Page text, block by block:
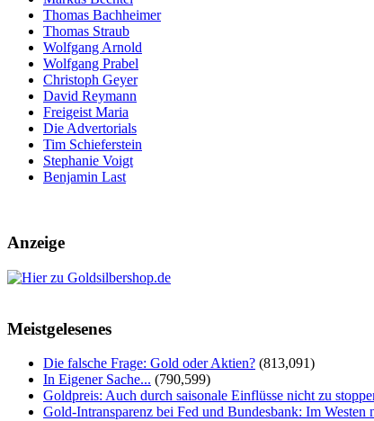
Thomas Bachheimer
Thomas Straub
Wolfgang Arnold
Wolfgang Prabel
Christoph Geyer
David Reymann
Freigeist Maria
Die Advertorials
Tim Schieferstein
Stephanie Voigt
Benjamin Last
Anzeige
Meistgelesenes
Die falsche Frage: Gold oder Aktien? (813,091)
In Eigener Sache... (790,599)
Goldpreis: Auch durch saisonale Einflüsse nicht zu
Gold-Intransparenz bei Fed und Bundesbank: Im Westen